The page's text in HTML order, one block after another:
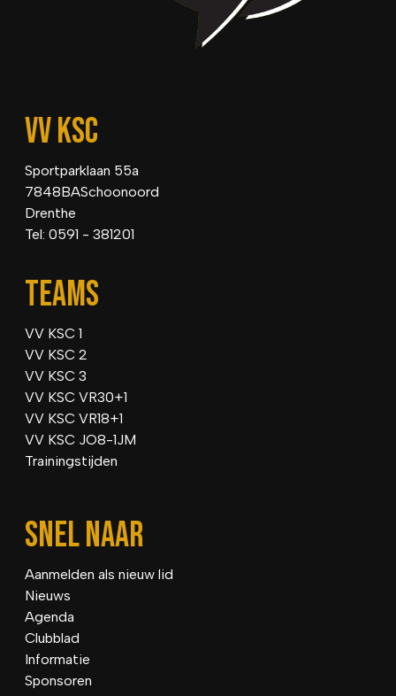
VV KSC
Sportparklaan 55a
7848BASchoonoord
Drenthe
Tel: 0591 - 381201
TEAMS
VV KSC 1
VV KSC 2
VV KSC 3
VV KSC VR30+1
VV KSC VR18+1
VV KSC JO8-1JM
Trainingstijden
SNEL NAAR
Aanmelden als nieuw lid
Nieuws
Agenda
Clubblad
Informatie
Sponsoren